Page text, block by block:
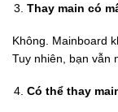
Thay main có
Không. Mainboard
Tuy nhiên, bạn vẫn
Có thể thay